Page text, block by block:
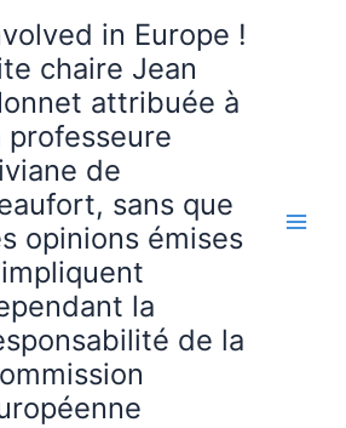
in Europe !
chaire Jean
attribuée à
professeure
de
sans que
opinions émises
la
de la